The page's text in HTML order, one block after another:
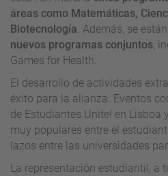
áreas como Matemáticas,
Biotecnología . Además, se
nuevos programas conjuntos ,
Games for Health.
El desarrollo de actividades
éxito para la alianza. Eventos
de Estudiantes Unite! en Lisboa
muy populares entre el
lazos entre las universidades
La representación estudiantil, a